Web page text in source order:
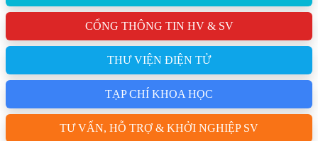
CỔNG THÔNG TIN HV & SV
THƯ VIỆN ĐIỆN TỬ
TẠP CHÍ KHOA HỌC
TƯ VẤN, HỖ TRỢ & KHỞI NGHIỆP SV